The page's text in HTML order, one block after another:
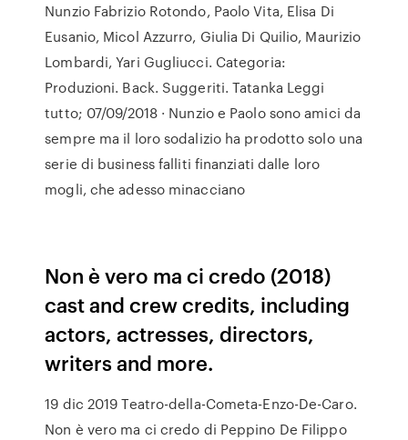
Nunzio Fabrizio Rotondo, Paolo Vita, Elisa Di
Eusanio, Micol Azzurro, Giulia Di Quilio, Maurizio
Lombardi, Yari Gugliucci. Categoria:
Produzioni. Back. Suggeriti. Tatanka Leggi
tutto; 07/09/2018 · Nunzio e Paolo sono amici da
sempre ma il loro sodalizio ha prodotto solo una
serie di business falliti finanziati dalle loro
mogli, che adesso minacciano
Non è vero ma ci credo (2018)
cast and crew credits, including
actors, actresses, directors,
writers and more.
19 dic 2019 Teatro-della-Cometa-Enzo-De-Caro.
Non è vero ma ci credo di Peppino De Filippo